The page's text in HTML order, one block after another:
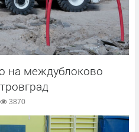
на междублоково
3870